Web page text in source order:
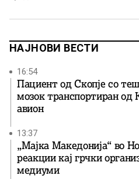
НАЈНОВИ ВЕСТИ
16:54
Пациент од Скопје со
мозок транспортиран од
авион
13:37
„Мајка Македонија“ во
реакции кај грчки
медиуми